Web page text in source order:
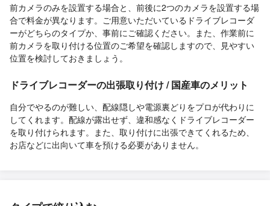
前カメラのみを設置する場合と、前後に2つのカメラを設置する場
合で料金が異なります。ご用意いただいているドライブレコーダ
ーがどちらのタイプか、事前にご確認ください。また、作業前に
前カメラを取り付ける位置のご希望を確認しますので、見やすい
位置を検討しておきましょう。
ドライブレコーダーの出張取り付け / 国産車のメリット
自分でやるのが難しい、配線隠しや電源裏どりをプロが代わりに
してくれます。配線が露出せず、違和感なくドライブレコーダー
を取り付けられます。また、取り付けに出張できてくれるため、
お店などに出向いて車を預ける必要がありません。